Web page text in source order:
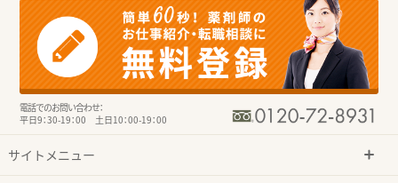
電話でのお問い合わせ：
平日9：30-19：00 土日10：00-19：00
サイトメニュー